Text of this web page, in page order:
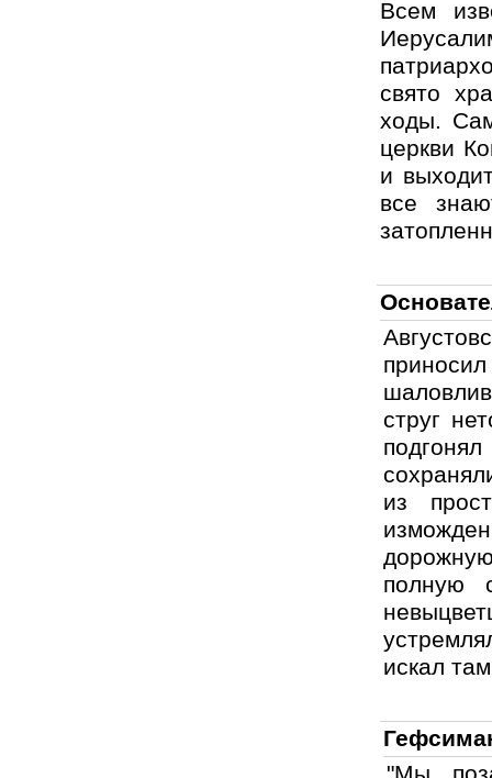
Всем
свято
ходы.
церкви
и
все
струг
из
полную
искал